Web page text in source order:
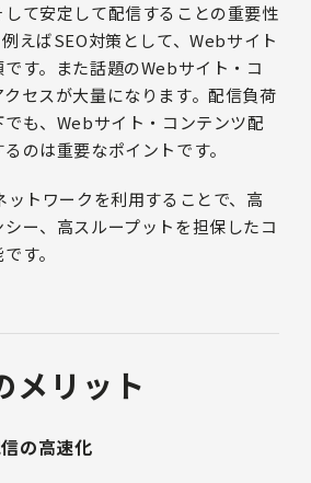
て安定して配信することの重要性
えばSEO対策として、Webサイト
す。また話題のWebサイト・コ
セスが大量になります。配信負荷
も、Webサイト・コンテンツ配
のは重要なポイントです。
ットワークを利用することで、高
ー、高スループットを担保したコ
す。
メリット
の高速化